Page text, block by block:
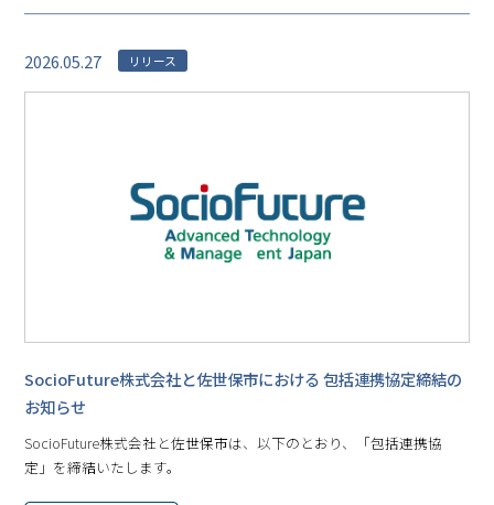
2026.05.27 リリース
SocioFuture株式会社と佐世保市における 包括連携協定締結の
お知らせ
SocioFuture株式会社と佐世保市は、以下のとおり、「包括連携協
定」を締結いたします。